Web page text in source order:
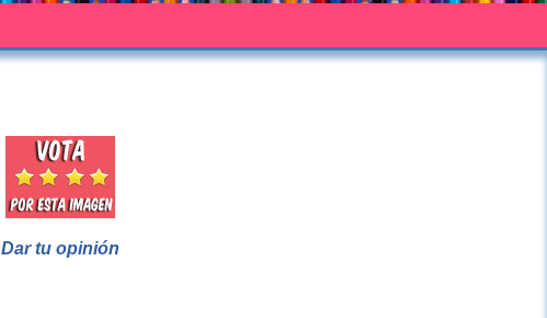
Dar tu opinión